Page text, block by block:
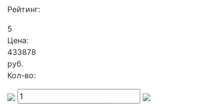
Рейтинг:
5
Цена:
433878
руб.
Кол-во: